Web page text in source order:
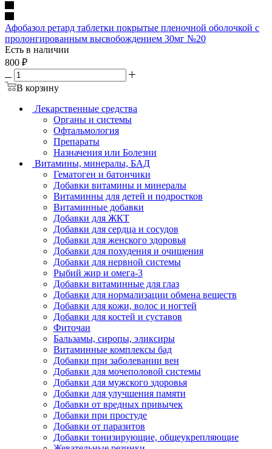
Афобазол ретард таблетки покрытые пленочной оболочкой с
пролонгированным высвобождением 30мг №20
Есть в наличии
800 ₽
В корзину
Лекарственные средства
Органы и системы
Офтальмология
Препараты
Назначения или Болезни
Витамины, минералы, БАД
Гематоген и батончики
Добавки витамины и минералы
Витаминны для детей и подростков
Витаминные добавки
Добавки для ЖКТ
Добавки для сердца и сосудов
Добавки для женского здоровья
Добавки для похудения и очищения
Добавки для нервной системы
Рыбий жир и омега-3
Добавки витаминные для глаз
Добавки для нормализации обмена веществ
Добавки для кожи, волос и ногтей
Добавки для костей и суставов
Фиточаи
Бальзамы, сиропы, эликсиры
Витаминные комплексы бад
Добавки при заболевании вен
Добавки для мочеполовой системы
Добавки для мужского здоровья
Добавки для улучшения памяти
Добавки от вредных привычек
Добавки при простуде
Добавки от паразитов
Добавки тонизирующие, общеукрепляющие